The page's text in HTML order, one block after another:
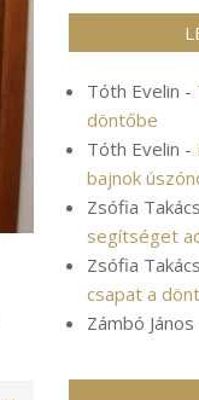
Tóth Evelin -
döntőbe
Tóth Evelin -
bajnok
Zsófia Takács
segítséget
Zsófia Takács
csapat a
Zámbó János